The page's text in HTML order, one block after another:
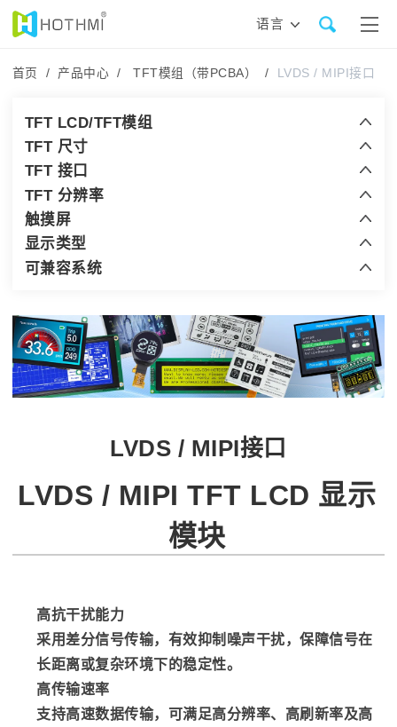
语言
首页 / 产品中心 / TFT模组（带PCBA） / LVDS / MIPI接口
TFT LCD/TFT模组
TFT 尺寸
TFT 接口
TFT 分辨率
触摸屏
显示类型
可兼容系统
LVDS / MIPI接口
LVDS / MIPI TFT LCD 显示
模块
高抗干扰能力
采用差分信号传输，有效抑制噪声干扰，保障信号在
长距离或复杂环境下的稳定性。
高传输速率
支持高速数据传输，可满足高分辨率、高刷新率及高